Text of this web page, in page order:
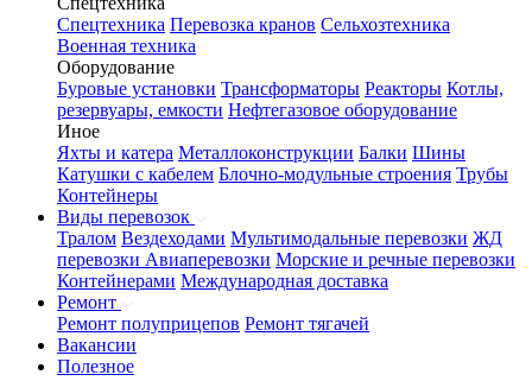
Спецтехника Перевозка кранов Сельхозтехника
Военная техника
Оборудование
Буровые установки Трансформаторы Реакторы Котлы,
резервуары, емкости Нефтегазовое оборудование
Иное
Яхты и катера Металлоконструкции Балки Шины
Катушки с кабелем Блочно-модульные строения Трубы
Контейнеры
Виды перевозок
Тралом Вездеходами Мультимодальные перевозки ЖД
перевозки Авиаперевозки Морские и речные перевозки
Контейнерами Международная доставка
Ремонт
Ремонт полуприцепов Ремонт тягачей
Вакансии
Полезное